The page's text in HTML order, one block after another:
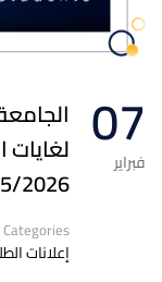
07
فبراير
2026
Categories
إعلانات